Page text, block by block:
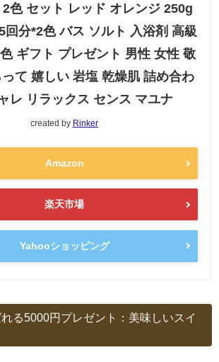
色 セット レッド オレンジ 250g
回分*2色 バス ソルト 入浴剤 高級
ギフト プレゼント 男性 女性 敬
て 嬉しい 岩塩 乾燥肌 詰め合わ
レ リラックス センス マユナ
created by Rinker
Amazon
楽天市場
Yahooショッピング
る5000円プレゼント：美味しいスイ